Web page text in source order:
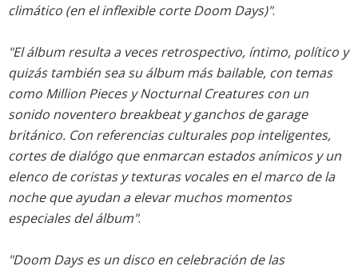
climático (en el inflexible corte Doom Days)".
"El álbum resulta a veces retrospectivo, íntimo, político y
quizás también sea su álbum más bailable, con temas
como Million Pieces y Nocturnal Creatures con un
sonido noventero breakbeat y ganchos de garage
británico. Con referencias culturales pop inteligentes,
cortes de dialógo que enmarcan estados anímicos y un
elenco de coristas y texturas vocales en el marco de la
noche que ayudan a elevar muchos momentos
especiales del álbum".
"Doom Days es un disco en celebración de las